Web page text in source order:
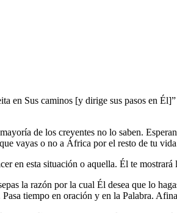
en Sus caminos [y dirige sus pasos en Él]”
de los creyentes no lo saben.
vayas o no a África por el resto de tu
en esta situación o aquella. Él te
la razón por la cual Él desea que lo
tiempo en oración y en la Palabra.